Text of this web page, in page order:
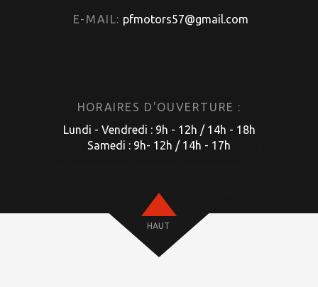
E-MAIL: pfmotors57@gmail.com
HORAIRES D'OUVERTURE :
Lundi - Vendredi : 9h - 12h / 14h - 18h
Samedi : 9h- 12h / 14h - 17h
HAUT